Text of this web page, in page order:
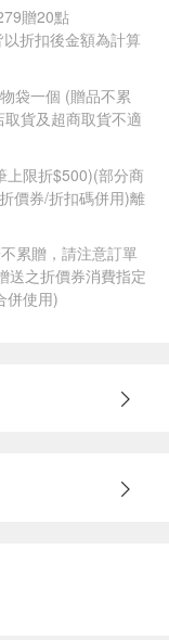
贈20點
折扣後金額為計算
袋一個​ (贈品不累
貨及超商取貨不適
上限折$500)(部分商
價券/折扣碼併用)離
累贈，請注意訂單
送之折價券消費指定
併使用)